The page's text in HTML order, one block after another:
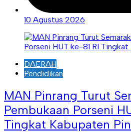
10 Agustus 2026
DAERAH
Pendidikan
MAN Pinrang Turut
Pembukaan Porseni
Tingkat Kabupaten